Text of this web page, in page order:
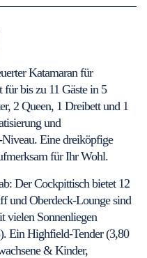
Katamaran für
für bis zu 11 Gäste in 5
2 Queen, 1 Dreibett und 1
und
Eine dreiköpfige
für Ihr Wohl.
Der Cockpittisch bietet 12
und Oberdeck-Lounge sind
vielen Sonnenliegen
Ein Highfield-Tender (3,80
& Kinder,